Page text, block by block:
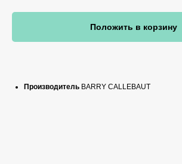
Положить в корзину
Производитель BARRY CALLEBAUT